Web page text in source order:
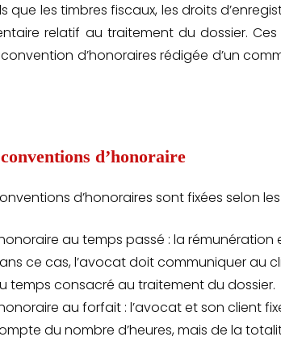
les timbres fiscaux, les droits
relatif au traitement du dossier.
d’honoraires rédigée d’un
d’honoraire
d’honoraires sont fixées selon
au temps passé : la
ce cas, l’avocat doit communiquer au
temps consacré au traitement du dossier.
au forfait : l’avocat et son client
du nombre d’heures, mais de la